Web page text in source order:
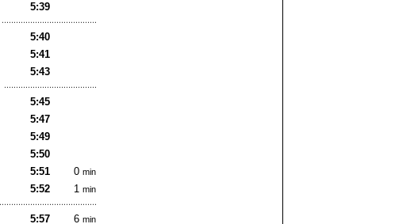
5:39
5:40
5:41
5:43
5:45
5:47
5:49
5:50
5:51 0 min
5:52 1 min
5:57 6 min